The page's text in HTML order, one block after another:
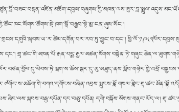
དགེ་བསྐོས་སོགས་གནང་ཡོད་ལ།